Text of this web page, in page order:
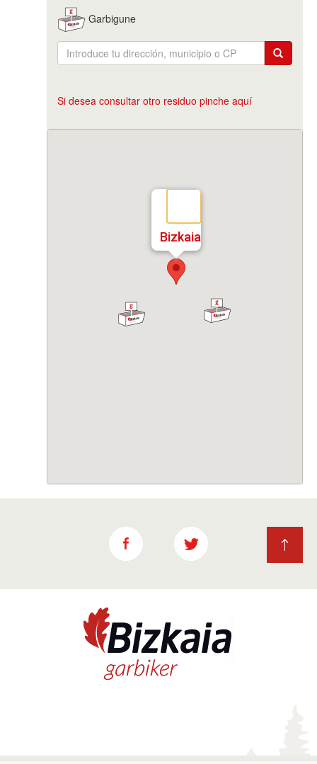
Garbigune
Si desea consultar otro residuo pinche aquí
Bizkaia